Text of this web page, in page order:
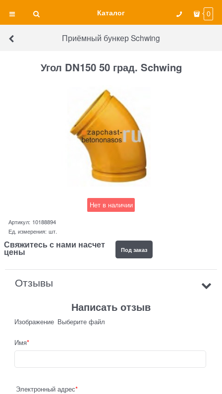
Каталог 0
Приёмный бункер Schwing
Угол DN150 50 град. Schwing
Нет в наличии
Артикул: 10188894
Ед. измерения: шт.
Свяжитесь с нами насчет
цены Под заказ
Отзывы
Написать отзыв
Изображение Выберите файл
Имя
Электронный адрес